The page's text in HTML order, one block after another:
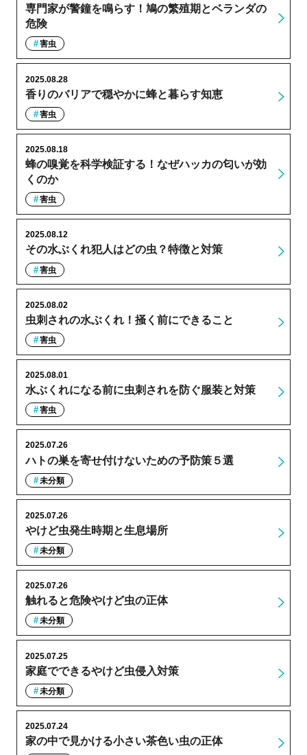
専門家が警鐘を鳴らす！鳩の繁殖期とベランダの
危険
害虫
香りのバリアで穏やかに蜂と暮らす知恵
2025.08.28
害虫
蜂の嗅覚を科学検証する！なぜハッカの匂いが効
くのか
2025.08.18
害虫
その水ぶくれ犯人はどの虫？特徴と対策
2025.08.12
害虫
虫刺されの水ぶくれ！掻く前にできること
2025.08.02
害虫
水ぶくれになる前に虫刺されを防ぐ服装と対策
2025.08.01
害虫
ハトの巣を寄せ付けないための予防策５選
2025.07.26
未分類
やけど虫発生時期と生息場所
2025.07.26
未分類
触れると危険やけど虫の正体
2025.07.26
未分類
家庭でできるやけど虫侵入対策
2025.07.25
未分類
家の中で見かける小さい茶色い虫の正体
2025.07.24